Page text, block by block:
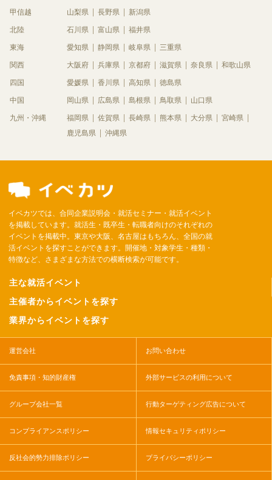
甲信越 山梨県 長野県 新潟県
北陸 石川県 富山県 福井県
東海 愛知県 静岡県 岐阜県 三重県
関西 大阪府 兵庫県 京都府 滋賀県 奈良県 和歌山県
四国 愛媛県 香川県 高知県 徳島県
中国 岡山県 広島県 島根県 鳥取県 山口県
九州・沖縄 福岡県 佐賀県 長崎県 熊本県 大分県
宮崎県
鹿児島県
沖縄県
イベカツでは、合同企業説明会・就活セミナー・就活イベント
を掲載しています。就活生・既卒生・転職者向けのそれぞれの
イベントを掲載中。東京や大阪、名古屋はもちろん、全国の就
活イベントを探すことができます。開催地・対象学生・種類・
特徴など、さまざまな方法での横断検索が可能です。
主な就活イベント
主催者からイベントを探す
業界からイベントを探す
運営会社 お問い合わせ
免責事項・知的財産権 外部サービスの利用について
グループ会社一覧 行動ターゲティング広告について
コンプライアンスポリシー 情報セキュリティポリシー
反社会的勢力排除ポリシー プライバシーポリシー